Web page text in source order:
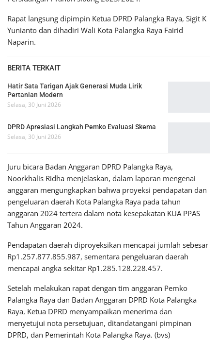
Rapat langsung dipimpin Ketua DPRD Palangka Raya, Sigit K
Yunianto dan dihadiri Wali Kota Palangka Raya Fairid
Naparin.
BERITA TERKAIT
Hatir Sata Tarigan Ajak Generasi Muda Lirik
Pertanian Modern
Selasa, 30 Juni 2026
DPRD Apresiasi Langkah Pemko Evaluasi Skema
Selasa, 30 Juni 2026
Juru bicara Badan Anggaran DPRD Palangka Raya,
Noorkhalis Ridha menjelaskan, dalam laporan mengenai
anggaran mengungkapkan bahwa proyeksi pendapatan dan
pengeluaran daerah Kota Palangka Raya pada tahun
anggaran 2024 tertera dalam nota kesepakatan KUA PPAS
Tahun Anggaran 2024.
Pendapatan daerah diproyeksikan mencapai jumlah sebesar
Rp1.257.877.855.987, sementara pengeluaran daerah
mencapai angka sekitar Rp1.285.128.228.457.
Setelah melakukan rapat dengan tim anggaran Pemko
Palangka Raya dan Badan Anggaran DPRD Kota Palangka
Raya, Ketua DPRD menyampaikan menerima dan
menyetujui nota persetujuan, ditandatangani pimpinan
DPRD, dan Pemerintah Kota Palangka Raya. (bvs)